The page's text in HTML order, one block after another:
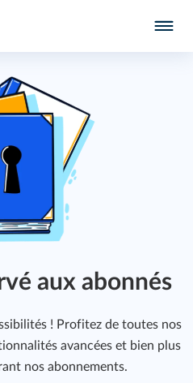
aux abonnés
! Profitez de toutes nos
avancées et bien plus
nos abonnements.